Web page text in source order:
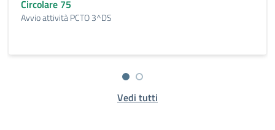
Circolare 75
Avvio attività PCTO 3^DS
Vedi tutti